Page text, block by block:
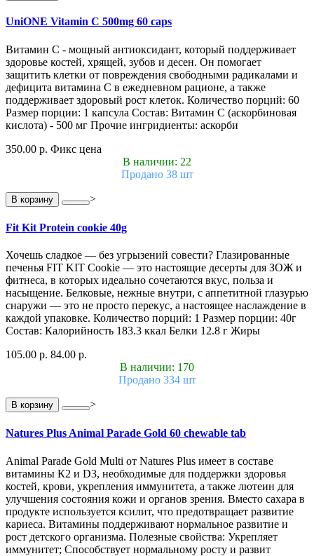
UniONE Vitamin С 500mg 60 caps
Витамин С - мощный антиоксидант, который поддерживает
здоровье костей, хрящей, зубов и десен. Он помогает
защитить клетки от повреждения свободными радикалами и
дефицита витамина С в ежедневном рационе, а также
поддерживает здоровый рост клеток. Количество порций: 60
Размер порции: 1 капсула Состав: Витамин С (аскорбиновая
кислота) - 500 мг Прочие ингридиенты: аскорби
350.00 р. Фикс цена
В наличии: 22
Продано 38 шт
В корзину >
Fit Kit Protein cookie 40g
Хочешь сладкое — без угрызений совести? Глазированные
печенья FIT KIT Cookie — это настоящие десерты для ЗОЖ и
фитнеса, в которых идеально сочетаются вкус, польза и
насыщение. Белковые, нежные внутри, с аппетитной глазурью
снаружи — это не просто перекус, а настоящее наслаждение в
каждой упаковке. Количество порций: 1 Размер порции: 40г
Состав: Калорийность 183.3 ккал Белки 12.8 г Жиры
105.00 р. 84.00 р.
В наличии: 170
Продано 334 шт
В корзину >
Natures Plus Animal Parade Gold 60 chewable tab
Animal Parade Gold Multi от Natures Plus имеет в составе
витамины К2 и D3, необходимые для поддержки здоровья
костей, крови, укрепления иммунитета, а также лютеин для
улучшения состояния кожи и органов зрения. Вместо сахара в
продукте используется ксилит, что предотвращает развитие
кариеса. Витамины поддерживают нормальное развитие и
рост детского организма. Полезные свойства: Укрепляет
иммунитет; Способствует нормальному росту и развит